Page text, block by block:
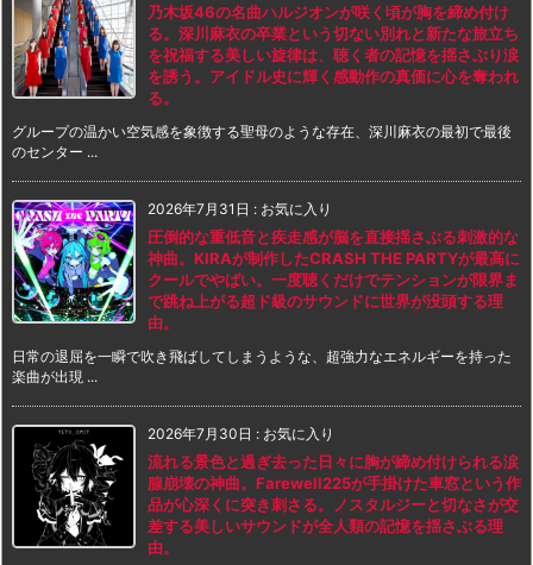
乃木坂46の名曲ハルジオンが咲く頃が胸を締め付け
る。深川麻衣の卒業という切ない別れと新たな旅立ち
を祝福する美しい旋律は、聴く者の記憶を揺さぶり涙
を誘う。アイドル史に輝く感動作の真価に心を奪われ
る。
グループの温かい空気感を象徴する聖母のような存在、深川麻衣の最初で最後
のセンター ...
2026年7月31日 : お気に入り
圧倒的な重低音と疾走感が脳を直接揺さぶる刺激的な
神曲。KIRAが制作したCRASH THE PARTYが最高に
クールでやばい。一度聴くだけでテンションが限界ま
で跳ね上がる超ド級のサウンドに世界が没頭する理
由。
日常の退屈を一瞬で吹き飛ばしてしまうような、超強力なエネルギーを持った
楽曲が出現 ...
2026年7月30日 : お気に入り
流れる景色と過ぎ去った日々に胸が締め付けられる涙
腺崩壊の神曲。Farewell225が手掛けた車窓という作
品が心深くに突き刺さる。ノスタルジーと切なさが交
差する美しいサウンドが全人類の記憶を揺さぶる理
由。